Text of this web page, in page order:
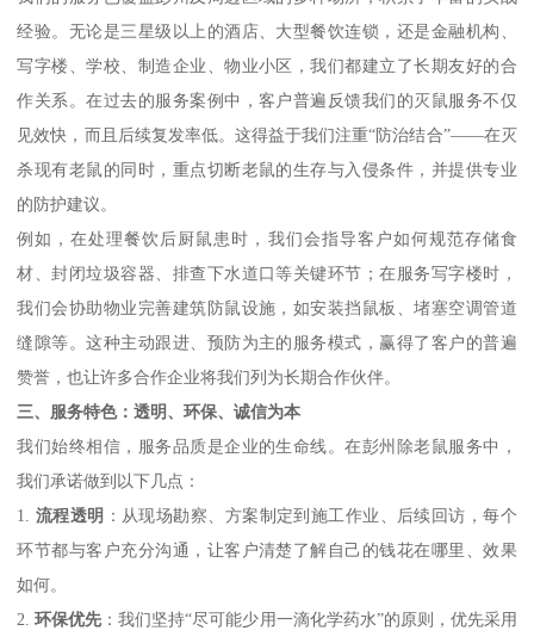
经验。无论是三星级以上的酒店、大型餐饮连锁，还是金融机构、
写字楼、学校、制造企业、物业小区，我们都建立了长期友好的合
作关系。在过去的服务案例中，客户普遍反馈我们的灭鼠服务不仅
见效快，而且后续复发率低。这得益于我们注重“防治结合”——在灭
杀现有老鼠的同时，重点切断老鼠的生存与入侵条件，并提供专业
的防护建议。
例如，在处理餐饮后厨鼠患时，我们会指导客户如何规范存储食
材、封闭垃圾容器、排查下水道口等关键环节；在服务写字楼时，
我们会协助物业完善建筑防鼠设施，如安装挡鼠板、堵塞空调管道
缝隙等。这种主动跟进、预防为主的服务模式，赢得了客户的普遍
赞誉，也让许多合作企业将我们列为长期合作伙伴。
三、服务特色：透明、环保、诚信为本
我们始终相信，服务品质是企业的生命线。在彭州除老鼠服务中，
我们承诺做到以下几点：
1. 流程透明 ：从现场勘察、方案制定到施工作业、后续回访，每个
环节都与客户充分沟通，让客户清楚了解自己的钱花在哪里、效果
如何。
2.环保优先 ：我们坚持“尽可能少用一滴化学药水”的原则，优先采用